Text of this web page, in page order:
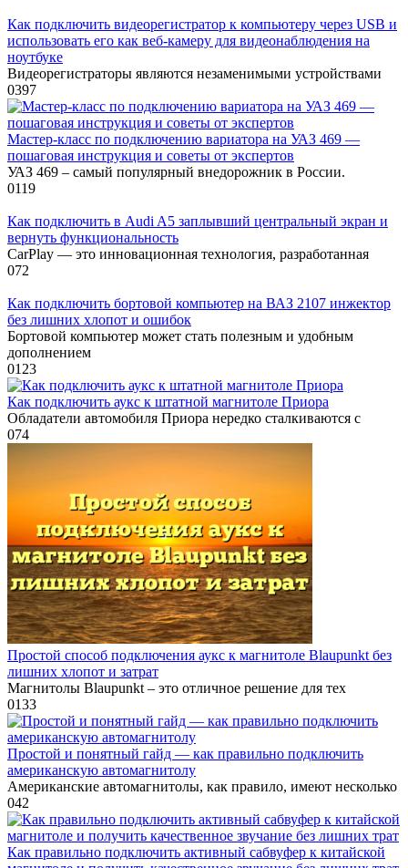
Как подключить видеорегистратор к компьютеру через USB и
использовать его как веб-камеру для видеонаблюдения на
ноутбуке
Видеорегистраторы являются незаменимыми устройствами
0397
Мастер-класс по подключению вариатора на УАЗ 469 —
пошаговая инструкция и советы от экспертов
УАЗ 469 – самый популярный внедорожник в России.
0119
Как подключить в Audi A5 заплывший центральный экран и
вернуть функциональность
CarPlay — это инновационная технология, разработанная
072
Как подключить бортовой компьютер на ВАЗ 2107 инжектор
без лишних хлопот и ошибок
Бортовой компьютер может стать полезным и удобным
дополнением
0123
Как подключить аукс к штатной магнитоле Приора
Обладатели автомобиля Приора нередко сталкиваются с
074
Простой способ подключения аукс к магнитоле Blaupunkt без
лишних хлопот и затрат
Магнитолы Blaupunkt – это отличное решение для тех
0133
Простой и понятный гайд — как правильно подключить
американскую автомагнитолу
Американские автомагнитолы, как правило, имеют несколько
042
Как правильно подключить активный сабвуфер к китайской